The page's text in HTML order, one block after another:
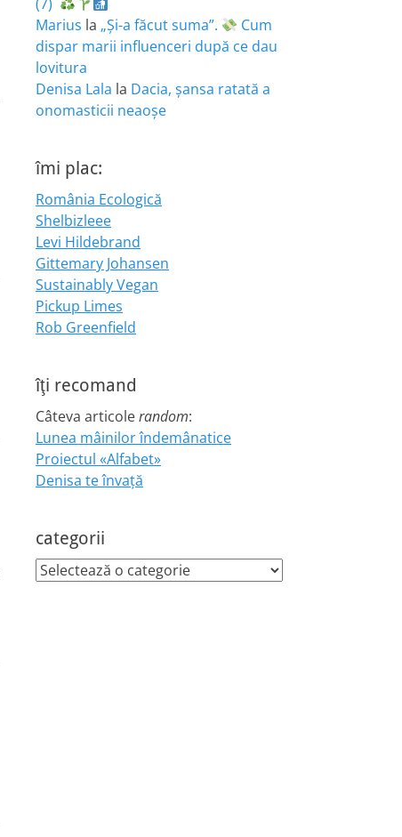
Marius la „Și-a făcut suma”.
Cum
dispar marii influenceri după ce dau
lovitura
Denisa Lala la Dacia, șansa ratată a
onomasticii neaoșe
îmi plac:
România Ecologică
Shelbizleee
Levi Hildebrand
Gittemary Johansen
Sustainably Vegan
Pickup Limes
Rob Greenfield
îţi recomand
Câteva articolerandom:
Lunea mâinilor îndemânatice
Proiectul «Alfabet»
Denisa te învaţă
categorii
categorii